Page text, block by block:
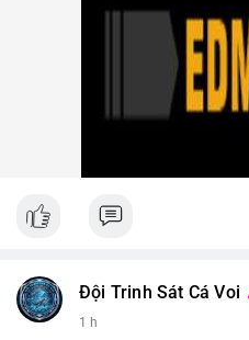
Đội Trinh Sát Cá Voi
1 h